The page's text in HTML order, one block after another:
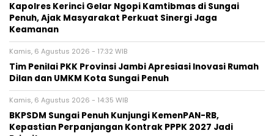
Kapolres Kerinci Gelar Ngopi Kamtibmas di Sungai
Penuh, Ajak Masyarakat Perkuat Sinergi Jaga
Keamanan
Kamis, 6 Agustus 2026 - 17:32 WIB
Tim Penilai PKK Provinsi Jambi Apresiasi Inovasi Rumah
Dilan dan UMKM Kota Sungai Penuh
Kamis, 6 Agustus 2026 - 14:35 WIB
BKPSDM Sungai Penuh Kunjungi KemenPAN-RB,
Kepastian Perpanjangan Kontrak PPPK 2027 Jadi